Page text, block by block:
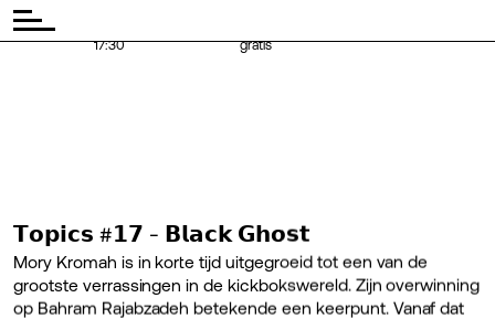
17:30
gratis
𝗧𝗼𝗽𝗶𝗰𝘀 #𝟭𝟳 - 𝗕𝗹𝗮𝗰𝗸 𝗚𝗵𝗼𝘀𝘁
Mory Kromah is in korte tijd uitgegroeid tot een van de
grootste verrassingen in de kickbokswereld. Zijn overwinning
op Bahram Rajabzadeh betekende een keerpunt. Vanaf dat